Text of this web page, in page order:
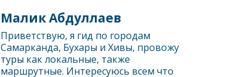
Малик Абдуллаев
Приветствую, я гид по городам
Самарканда, Бухары и Хивы, провожу
туры как локальные, также
маршрутные. Интересуюсь всем что